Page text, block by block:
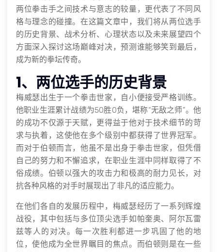
两位拳击手之间技术与意志的较量，更代表了不同风
格与理念的碰撞。在这篇文章中，我们将从两位选手
的历史背景、战术分析、心理状态以及未来展望四个
方面深入探讨这场巅峰对决，预测谁能够笑到最后，
成为新的拳坛传奇。
1、两位选手的历史背景
梅威瑟出生于一个拳击世家，自小便接受严格训练。
他职业生涯累计战绩为50胜0负，堪称“无敌之师”。他
的成功不仅源于天赋，更得益于他对于技术细节的苛
求与执着，这使他在多个级别中都获得了世界冠军。
而对于伯顿而言，他虽不是出身于拳击世家，但凭借
自己的努力和不懈追求，在职业生涯中同样取得了不
俗成绩。伯顿以强大的攻击力和极高的耐力见长，对
抗各种风格的对手时展现出了非凡的适应能力。
在他们各自的发展历程中，梅威瑟经历了一系列辉煌
战役，其中包括与多位顶尖选手如帕奎奥、阿尔瓦雷
兹等人的对决。每一次胜利都进一步巩固了他的地
位，使他成为全世界瞩目的焦点。而伯顿则是在一些